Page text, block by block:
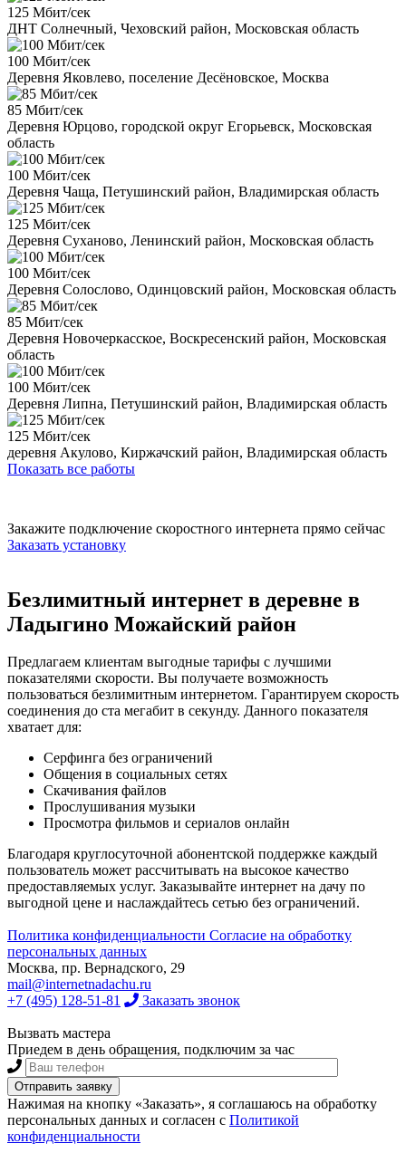
125 Мбит/сек
ДНТ Солнечный, Чеховский район, Московская область
100 Мбит/сек
Деревня Яковлево, поселение Десёновское, Москва
85 Мбит/сек
Деревня Юрцово, городской округ Егорьевск, Московская
область
100 Мбит/сек
Деревня Чаща, Петушинский район, Владимирская область
125 Мбит/сек
Деревня Суханово, Ленинский район, Московская область
100 Мбит/сек
Деревня Солослово, Одинцовский район, Московская область
85 Мбит/сек
Деревня Новочеркасское, Воскресенский район, Московская
область
100 Мбит/сек
Деревня Липна, Петушинский район, Владимирская область
125 Мбит/сек
деревня Акулово, Киржачский район, Владимирская область
Показать все работы
Закажите подключение скоростного интернета прямо сейчас
Заказать установку
Безлимитный интернет в деревне в
Ладыгино Можайский район
Предлагаем клиентам выгодные тарифы с лучшими
показателями скорости. Вы получаете возможность
пользоваться безлимитным интернетом. Гарантируем скорость
соединения до ста мегабит в секунду. Данного показателя
хватает для:
Серфинга без ограничений
Общения в социальных сетях
Скачивания файлов
Прослушивания музыки
Просмотра фильмов и сериалов онлайн
Благодаря круглосуточной абонентской поддержке каждый
пользователь может рассчитывать на высокое качество
предоставляемых услуг. Заказывайте интернет на дачу по
выгодной цене и наслаждайтесь сетью без ограничений.
Политика конфиденциальности Согласие на обработку
персональных данных
Москва, пр. Вернадского, 29
mail@internetnadachu.ru
+7 (495) 128-51-81
Заказать звонок
Вызвать мастера
Приедем в день обращения, подключим за час
Нажимая на кнопку «Заказать», я соглашаюсь на обработку
персональных данных и согласен с Политикой
конфиденциальности